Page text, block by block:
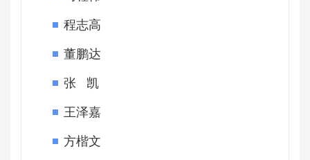
程志高
董鹏达
张 凯
王泽嘉
方楷文